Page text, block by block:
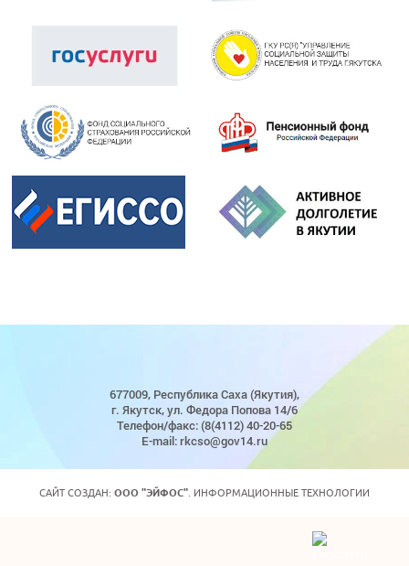
677009, Республика Саха (Якутия),
г. Якутск, ул. Федора Попова 14/6
Телефон/факс: (8(4112) 40-20-65
E-mail: rkcso@gov14.ru
САЙТ СОЗДАН: ООО "ЭЙФОС" . ИНФОРМАЦИОННЫЕ ТЕХНОЛОГИИ